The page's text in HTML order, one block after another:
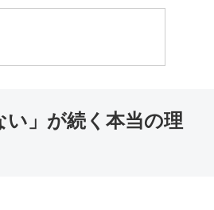
い」が続く本当の理